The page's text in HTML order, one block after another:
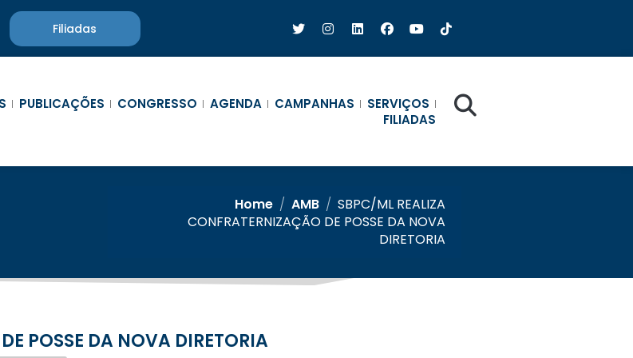
Filiadas
PUBLICAÇÕES CONGRESSO AGENDA CAMPANHAS
SERVIÇOS
FILIADAS
Home / AMB / SBPC/ML REALIZA
CONFRATERNIZAÇÃO DE POSSE DA NOVA
DIRETORIA
POSSE DA NOVA DIRETORIA